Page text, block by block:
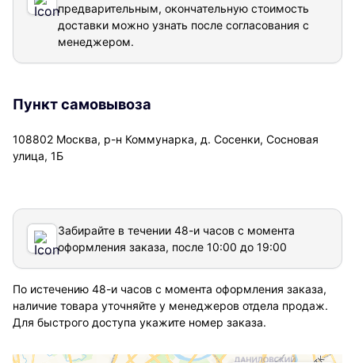
предварительным, окончательную стоимость
доставки можно узнать после согласования с
менеджером.
Пункт самовывоза
108802 Москва, р-н Коммунарка, д. Сосенки, Сосновая
улица, 1Б
Забирайте в течении 48-и часов с момента
оформления заказа, после 10:00 до 19:00
По истечению 48-и часов с момента оформления заказа,
наличие товара уточняйте у менеджеров отдела продаж.
Для быстрого доступа укажите номер заказа.